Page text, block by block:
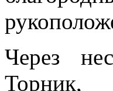
Через
Торник,